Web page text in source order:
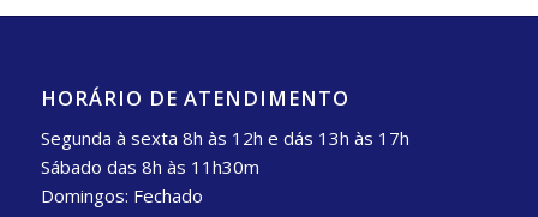
HORÁRIO DE ATENDIMENTO
Segunda à sexta 8h às 12h e dás 13h às 17h
Sábado das 8h às 11h30m
Domingos: Fechado